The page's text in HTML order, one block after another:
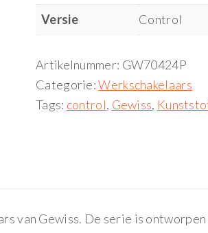
Versie
Control
Artikelnummer: GW70424P
Categorie:Werkschakelaars
Tags: control, Gewiss,
van Gewiss. De serie is